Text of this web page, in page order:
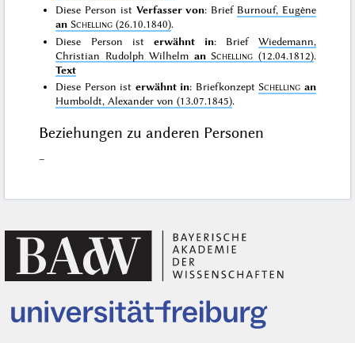
Diese Person ist Verfasser von: Brief Burnouf, Eugène
an Schelling (26.10.1840).
Diese Person ist erwähnt in: Brief Wiedemann,
Christian Rudolph Wilhelm an Schelling (12.04.1812).
Text
Diese Person ist erwähnt in: BriefkonzeptSchelling an
Humboldt, Alexander von (13.07.1845).
Beziehungen zu anderen Personen
–